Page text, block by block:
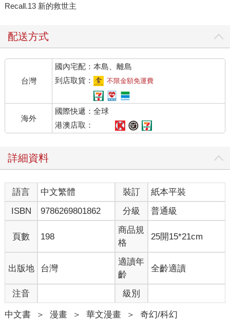
Recall.13 新的救世主
配送方式
台灣
國內宅配：本島、離島
到店取貨：
不限金額免運費
海外
國際快遞：全球
港澳店取：
詳細資料
語言 中文繁體 裝訂
紙本平裝
ISBN
9786269801862 分級 普通級
頁數 198
商品規
格
25開15*21cm
出版地 台灣
適讀年
齡
全齡適讀
注音 級別
中文書 ＞ 漫畫 ＞ 華文漫畫 ＞ 奇幻/科幻